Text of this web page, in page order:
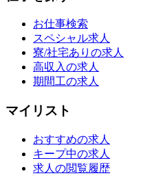
お仕事検索
スペシャル求人
寮/社宅ありの求人
高収入の求人
期間工の求人
マイリスト
おすすめの求人
キープ中の求人
求人の閲覧履歴